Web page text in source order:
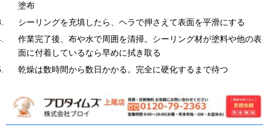
塗布
シーリングを充填したら、ヘラで押さえて表面を平滑にする
作業完了後、布や水で周囲を清掃。シーリング材が塗料や他の表
面に付着しているなら早めに拭き取る
乾燥は数時間から数日かかる。完全に硬化するまで待つ